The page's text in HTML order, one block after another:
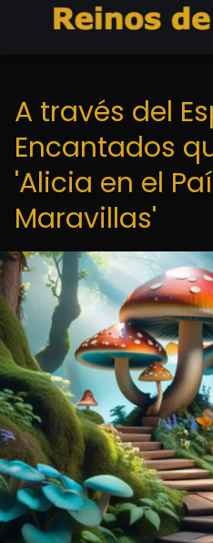
A través del
Encantados
'Alicia en el
Maravillas'